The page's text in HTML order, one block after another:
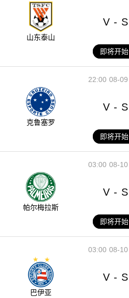
山东泰山
V - S
即将开始
08-09
22:00
克鲁塞罗
V - S
即将开始
08-10
03:00
帕尔梅拉斯
V - S
即将开始
08-10
03:00
巴伊亚
V - S